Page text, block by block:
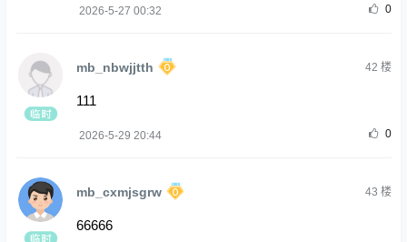
2026-5-27 00:32 0
mb_nbwjjtth 42 楼
111
2026-5-29 20:44 0
mb_cxmjsgrw 43 楼
66666